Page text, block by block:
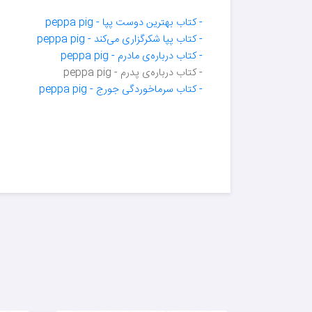
- کتاب بهترین دوست پپا - peppa pig
- کتاب پپا شکرگزاری می‌کند - peppa pig
- کتاب درباره‌ی مادرم - peppa pig
- کتاب درباره‌ی پدرم - peppa pig
- کتاب سرماخوردگی جورج - peppa pig